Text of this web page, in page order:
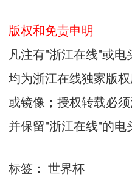
版权和免责申明
凡注有"浙江在线"或电
均为浙江在线独家版
或镜像；授权转载必
并保留"浙江在线"的电
标签： 世界杯